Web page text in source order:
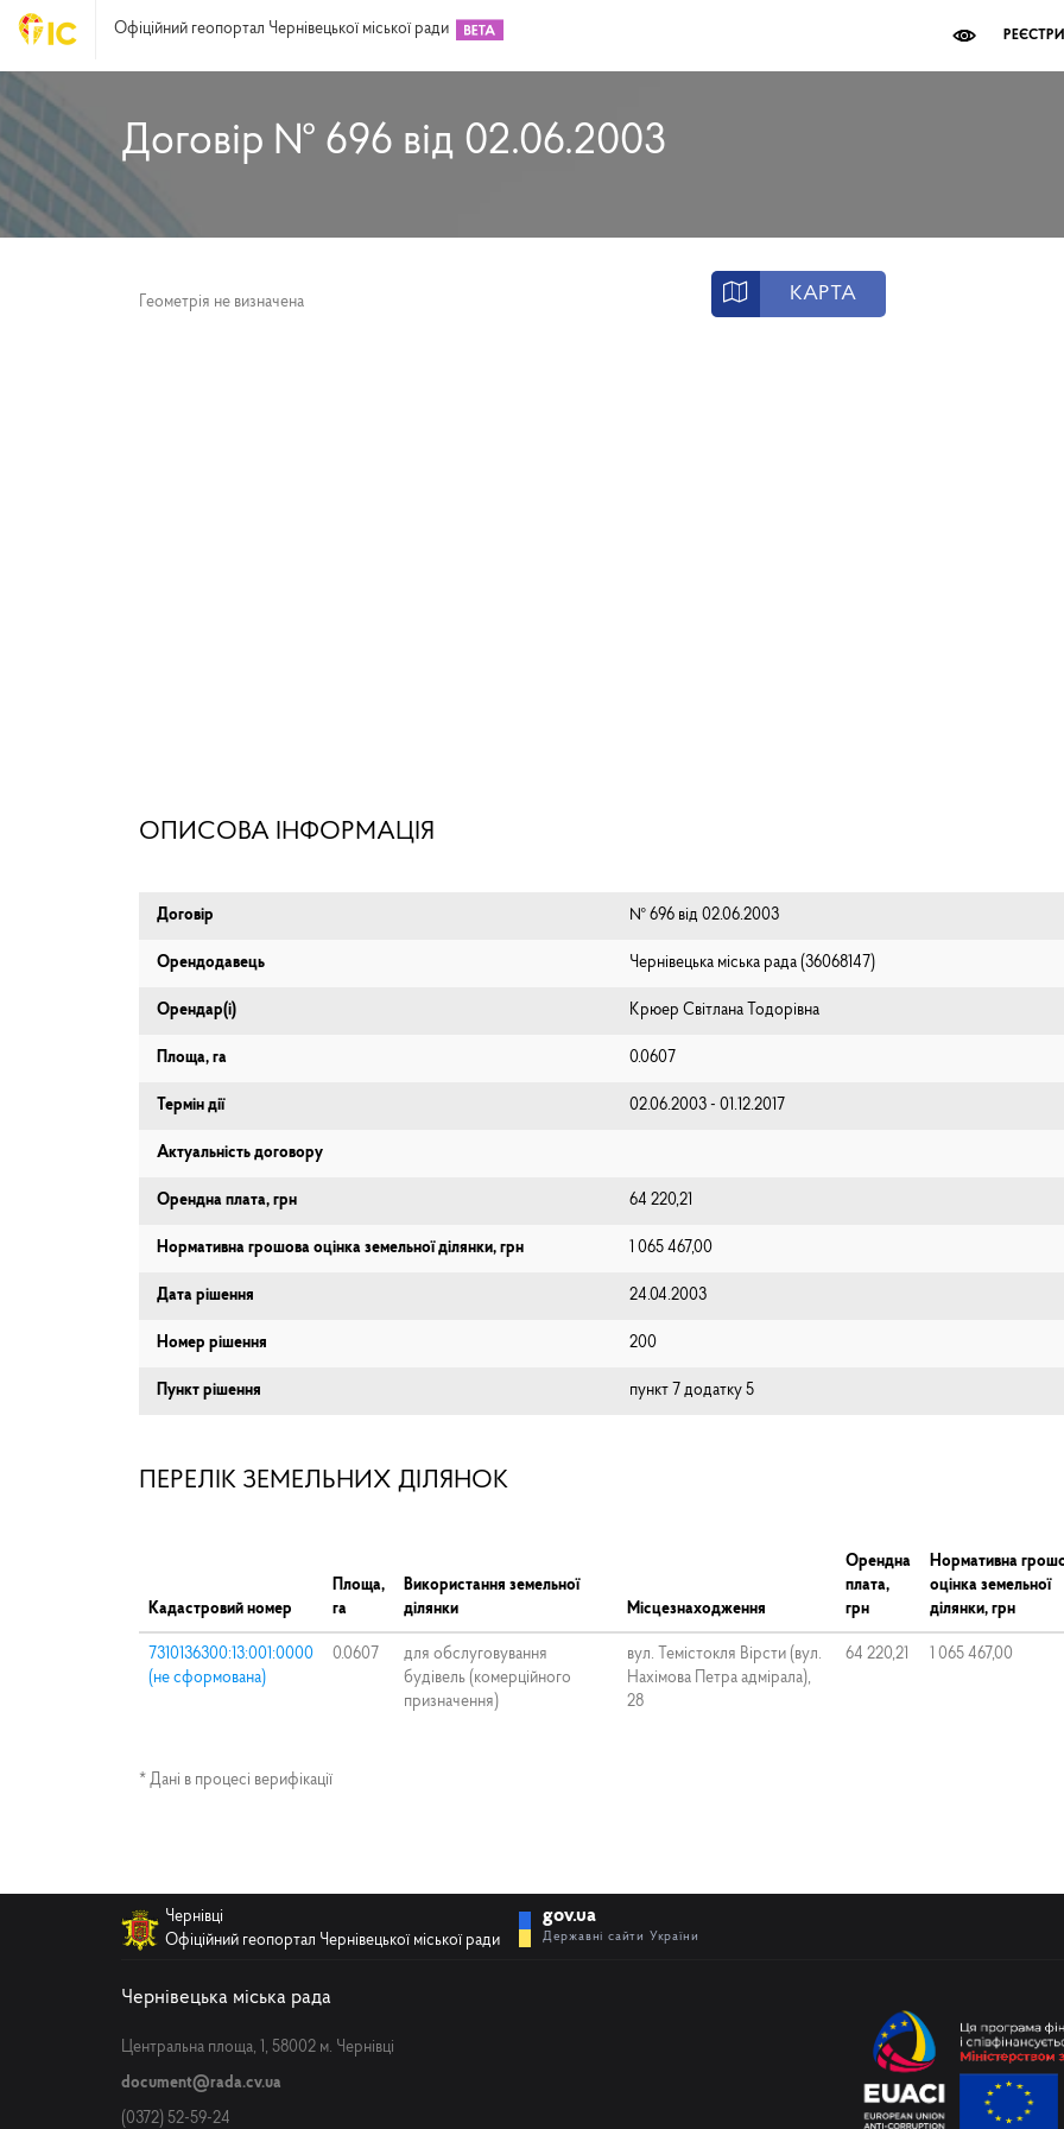
Офіційний геопортал Чернівецької міської ради РЕЄСТРИ
Договір № 696 від 02.06.2003
КАРТА
Геометрія не визначена
ОПИСОВА ІНФОРМАЦІЯ
Договір № 696 від 02.06.2003
Орендодавець Чернівецька міська рада (⁨36068147⁩)
Орендар(і) Крюер Світлана Тодорівна
Площа, га 0.0607
Термін дії 02.06.2003 - 01.12.2017
Актуальність договору
Орендна плата, грн 64 220,21
Нормативна грошова оцінка земельної ділянки, грн 1 065 467,00
Дата рішення 24.04.2003
Номер рішення 200
Пункт рішення пункт 7 додатку 5
ПЕРЕЛІК ЗЕМЕЛЬНИХ ДІЛЯНОК
Кадастровий номер
Площа,
га
Використання земельної
ділянки
Місцезнаходження
Орендна
плата,
грн
Нормативна
оцінка земельної
ділянки, грн
7310136300:13:001:0000
(не сформована)
0.0607
для обслуговування
будівель (комерційного
призначення)
вул. Темістокля Вірсти (вул.
Нахімова Петра адмірала),
28
64 220,21 1 065 467,00
* Дані в процесі верифікації
Чернівці
Офіційний геопортал Чернівецької міської ради
gov.ua
Державні сайти України
Чернівецька міська рада
Центральна площа, 1, 58002 м. Чернівці
document@rada.cv.ua
(0372) 52-59-24